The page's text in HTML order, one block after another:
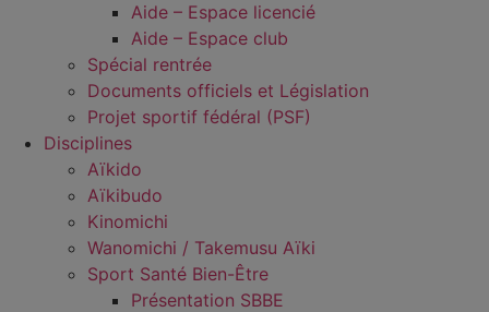
Aide – Espace licencié
Aide – Espace club
Spécial rentrée
Documents officiels et Législation
Projet sportif fédéral (PSF)
Disciplines
Aïkido
Aïkibudo
Kinomichi
Wanomichi / Takemusu Aïki
Sport Santé Bien-Être
Présentation SBBE